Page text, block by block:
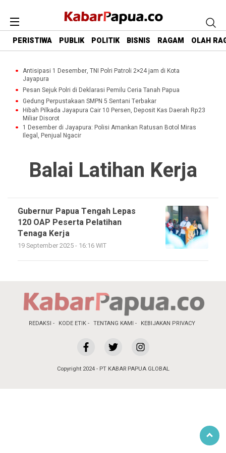
PERISTIWA PUBLIK POLITIK BISNIS RAGAM OLAH
Antisipasi 1 Desember, TNI Polri Patroli 2×24 jam di Kota
Jayapura
Pesan Sejuk Polri di Deklarasi Pemilu Ceria Tanah Papua
Gedung Perpustakaan SMPN 5 Sentani Terbakar
Hibah Pilkada Jayapura Cair 10 Persen, Deposit Kas Daerah Rp23
Miliar Disorot
1 Desember di Jayapura: Polisi Amankan Ratusan Botol Miras
Ilegal, Penjual Ngacir
Balai Latihan Kerja
Gubernur Papua Tengah Lepas
120 OAP Peserta Pelatihan
Tenaga Kerja
19 September 2025 - 16:16 WIT
REDAKSI KODE ETIK TENTANG KAMI KEBIJAKAN PRIVACY
Copyright 2024 - PT KABAR PAPUA GLOBAL